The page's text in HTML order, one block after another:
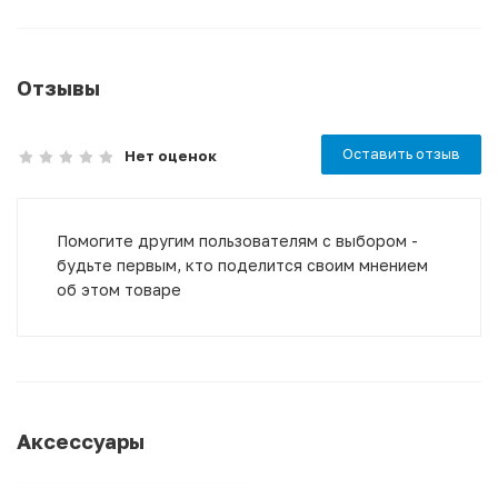
Отзывы
Нет оценок Оставить отзыв
Помогите другим пользователям с выбором -
будьте первым, кто поделится своим мнением
об этом товаре
Аксессуары